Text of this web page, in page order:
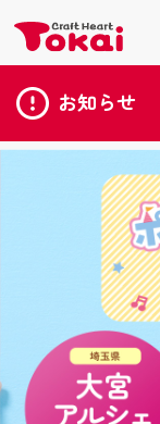
お知らせ